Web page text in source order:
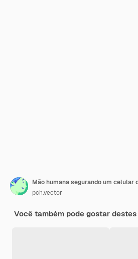
Mão humana segurando um celular
pch.vector
Você também pode gostar